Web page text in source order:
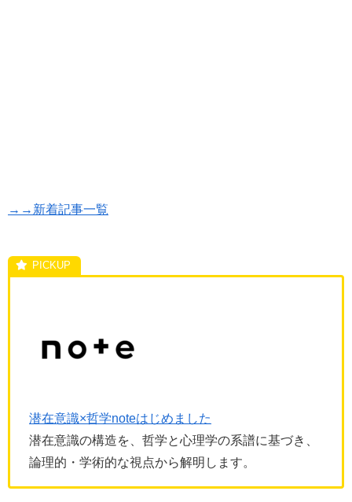
→→新着記事一覧
潜在意識×哲学noteはじめました
潜在意識の構造を、哲学と心理学の系譜に基づき、
論理的・学術的な視点から解明します。